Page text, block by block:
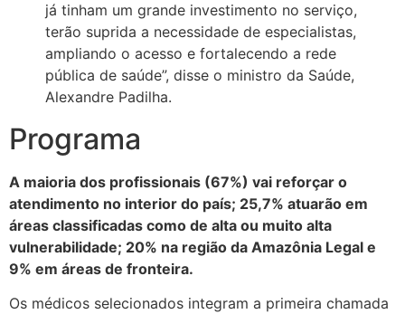
já tinham um grande investimento no serviço,
terão suprida a necessidade de especialistas,
ampliando o acesso e fortalecendo a rede
pública de saúde”, disse o ministro da Saúde,
Alexandre Padilha.
Programa
A maioria dos profissionais (67%) vai reforçar o
atendimento no interior do país; 25,7% atuarão em
áreas classificadas como de alta ou muito alta
vulnerabilidade; 20% na região da Amazônia Legal e
9% em áreas de fronteira.
Os médicos selecionados integram a primeira chamada